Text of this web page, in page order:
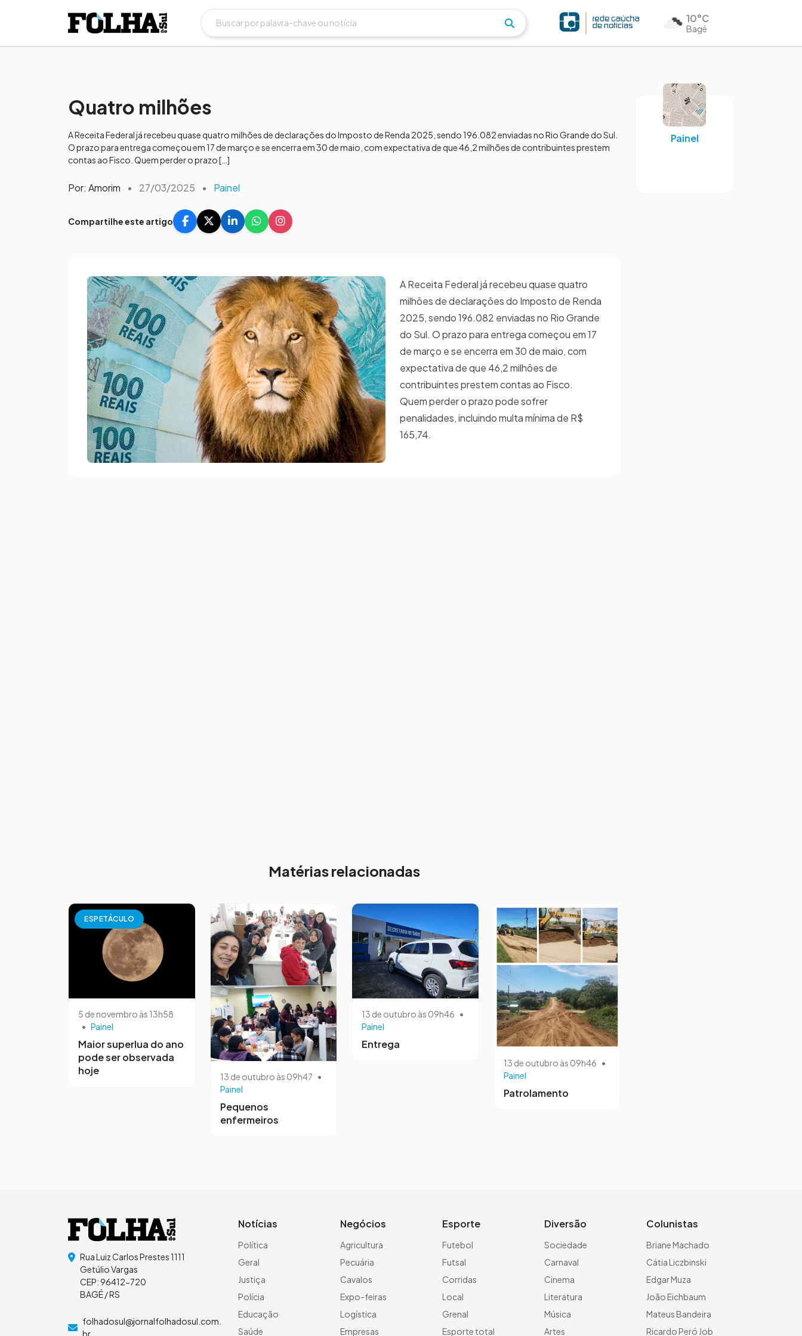
10°C
Bagé
Quatro milhões
A Receita Federal já recebeu quase quatro milhões de declarações do Imposto de Renda 2025, sendo 196.082 enviadas no Rio Grande do Sul.
O prazo para entrega começou em 17 de março e se encerra em 30 de maio, com expectativa de que 46,2 milhões de contribuintes prestem
contas ao Fisco. Quem perder o prazo […]
Por: Amorim • 27/03/2025 • Painel
Compartilhe este artigo
A Receita Federal já recebeu quase quatro
milhões de declarações do Imposto de Renda
2025, sendo 196.082 enviadas no Rio Grande
do Sul. O prazo para entrega começou em 17
de março e se encerra em 30 de maio, com
expectativa de que 46,2 milhões de
contribuintes prestem contas ao Fisco.
Quem perder o prazo pode sofrer
penalidades, incluindo multa mínima de R$
165,74.
Matérias relacionadas
ESPETÁCULO
5 de novembro às 13h58
• Painel
Maior superlua do ano
pode ser observada
hoje
13 de outubro às 09h47 •
Painel
Pequenos
enfermeiros
13 de outubro às 09h46 •
Painel
Entrega
13 de outubro às 09h46 •
Painel
Patrolamento
Painel
Rua Luiz Carlos Prestes 1111
Getúlio Vargas
CEP: 96412-720
BAGÉ / RS
folhadosul@jornalfolhadosul.com.
br
Notícias
Política
Geral
Justiça
Polícia
Educação
Saúde
Negócios
Agricultura
Pecuária
Cavalos
Expo-feiras
Logística
Empresas
Esporte
Futebol
Futsal
Corridas
Local
Grenal
Esporte total
Diversão
Sociedade
Carnaval
Cinema
Literatura
Música
Artes
Colunistas
Briane Machado
Cátia Liczbinski
Edgar Muza
João Eichbaum
Mateus Bandeira
Ricardo Peró Job